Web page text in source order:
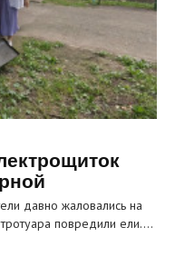
давно жаловались на
повредили ели.…